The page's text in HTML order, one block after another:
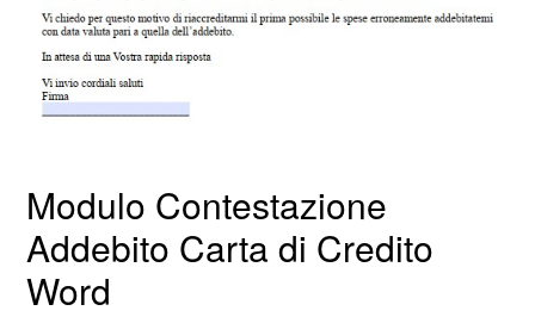
Modulo Contestazione
Addebito Carta di Credito
Word